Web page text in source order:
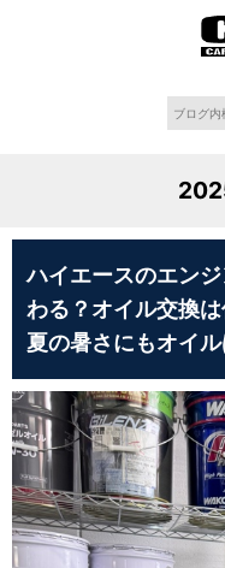
ハイエースのエン
わる？オイル交換
夏の暑さにもオイル